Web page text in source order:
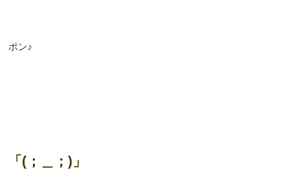
ポン♪
「(；＿；)」